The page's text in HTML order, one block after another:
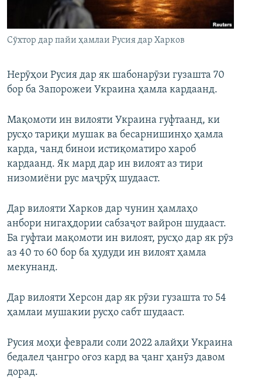
ГУЗОРИШҲОИ РАДИОӢ
Русский
Ҳамаи сомонаҳои RFE/RL
Сӯхтор дар пайи ҳамлаи Русия дар Харков
Нерӯҳои Русия дар як шабонарӯзи гузашта 70
бор ба Запорожеи Украина ҳамла кардаанд.
Мақомоти ин вилояти Украина гуфтаанд, ки
русҳо тариқи мушак ва бесарнишинҳо ҳамла
карда, чанд бинои истиқоматиро хароб
кардаанд. Як мард дар ин вилоят аз тири
низомиёни рус маҷрӯҳ шудааст.
Дар вилояти Харков дар чунин ҳамлаҳо
анбори нигаҳдории сабзаҷот вайрон шудааст.
Ба гуфтаи мақомоти ин вилоят, русҳо дар як рӯз
аз 40 то 60 бор ба ҳудуди ин вилоят ҳамла
мекунанд.
Дар вилояти Херсон дар як рӯзи гузашта то 54
ҳамлаи мушакии русҳо сабт шудааст.
Русия моҳи феврали соли 2022 алайҳи Украина
бедалел ҷангро оғоз кард ва ҷанг ҳанӯз давом
дорад.